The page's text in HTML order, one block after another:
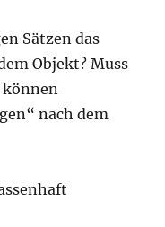
Sätzen das
Objekt? Muss
können
nach dem